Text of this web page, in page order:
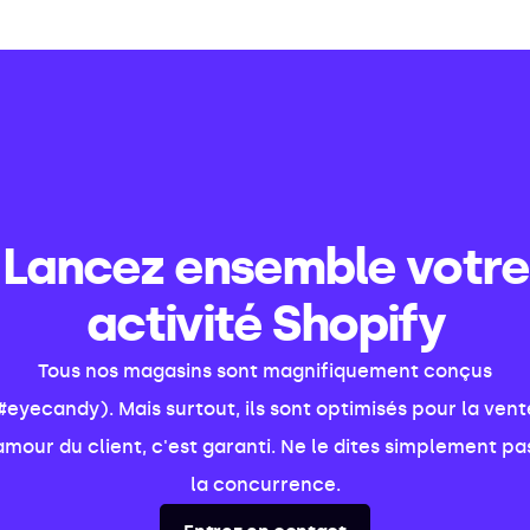
Lancez ensemble votre
activité Shopify
Tous nos magasins sont magnifiquement conçus
Mais surtout, ils sont optimisés pour la
du client, c'est garanti. Ne le dites simplement
la concurrence.